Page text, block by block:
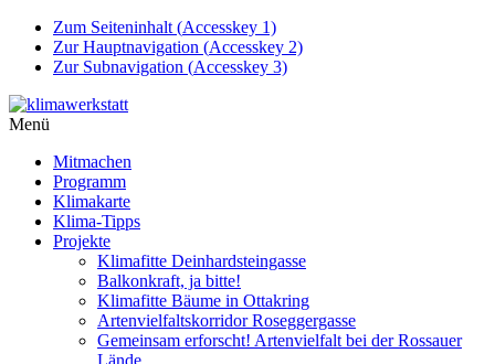
Zum Seiteninhalt (Accesskey 1)
Zur Hauptnavigation (Accesskey 2)
Zur Subnavigation (Accesskey 3)
Menü
Mitmachen
Programm
Klimakarte
Klima-Tipps
Projekte
Klimafitte Deinhardsteingasse
Balkonkraft, ja bitte!
Klimafitte Bäume in Ottakring
Artenvielfaltskorridor Roseggergasse
Gemeinsam erforscht! Artenvielfalt bei der Rossauer
Lände